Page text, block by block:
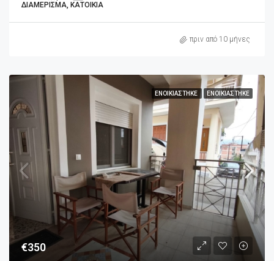
ΔΙΑΜΈΡΙΣΜΑ, ΚΑΤΟΙΚΊΑ
πριν από 10 μήνες
ΕΝΟΙΚΙΆΣΤΗΚΕ ΕΝΟΙΚΙΆΣΤΗΚΕ
€350